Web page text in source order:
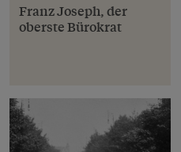
Franz Joseph, der
oberste Bürokrat